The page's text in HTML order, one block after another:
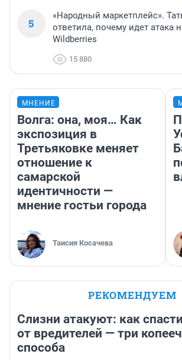
5
«Народный маркетплейс».
ответила, почему идет атака
Wildberries
15 880
МНЕНИЕ
Волга: она, моя… Как
экспозиция в
Третьяковке меняет
отношение к
самарской
идентичности —
мнение гостьи города
Таисия Косачева
РЕКОМЕНДУЕМ
Слизни атакуют: как
от вредителей — три
способа